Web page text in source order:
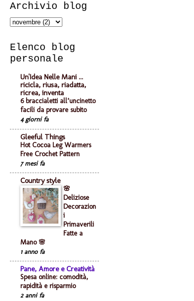
Archivio blog
Elenco blog
personale
Un'Idea Nelle Mani ...
ricicla, riusa, riadatta,
ricrea, inventa
6 braccialetti all’uncinetto
facili da provare subito
4 giorni fa
Gleeful Things
Hot Cocoa Leg Warmers
Free Crochet Pattern
7 mesi fa
Country style
🌸
Deliziose
Decorazion
i
Primaverili
Fatte a
Mano 🌸
1 anno fa
Pane, Amore e Creatività
Spesa online: comodità,
rapidità e risparmio
2 anni fa